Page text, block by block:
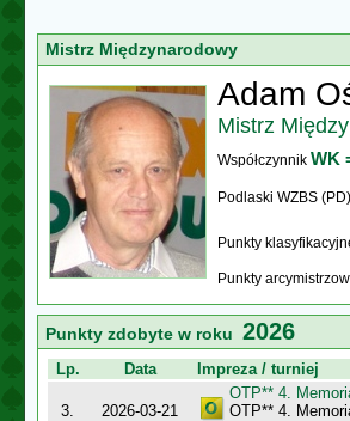
Mistrz Międzynarodowy
Adam
Mistrz
Współczynnik WK
Podlaski WZBS (PD)
Punkty
Punkty
Punkty zdobyte w roku 2026
Lp. Data Impreza / turniej
3. 2026-03-21
OTP** 4.
OTP** 4.